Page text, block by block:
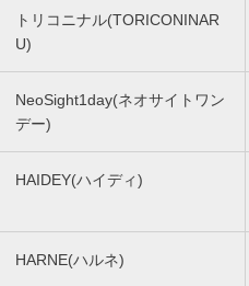
トリコニナル(TORICONINAR
U)
NeoSight1day(ネオサイトワン
デー)
HAIDEY(ハイディ)
HARNE(ハルネ)